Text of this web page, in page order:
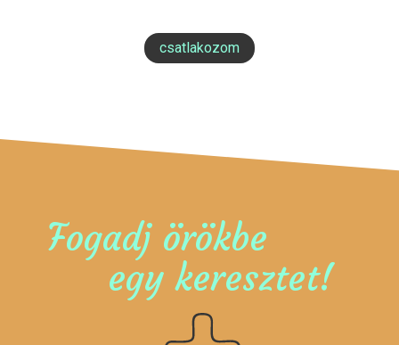
csatlakozom
Fogadj örökbe
egy keresztet!